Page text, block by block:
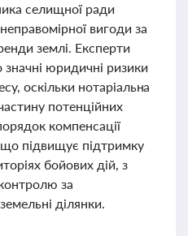
селищної ради
вигоди за
землі. Експерти
юридичні ризики
оскільки нотаріальна
потенційних
компенсації
що підвищує підтримку
бойових дій, з
за
ділянки.